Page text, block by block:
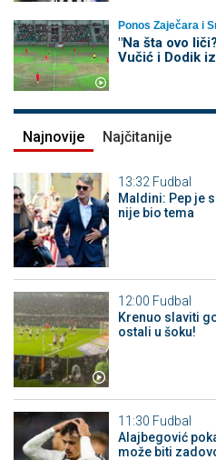
Ponos Zaječara i
"Na šta ovo
Vučić i Dodik
Najnovije Najčitanije
13:32 Fudbal
Maldini: Pep je
nije bio tema
12:00 Fudbal
Krenuo slaviti
ostali u šoku!
11:30 Fudbal
Alajbegović
može biti